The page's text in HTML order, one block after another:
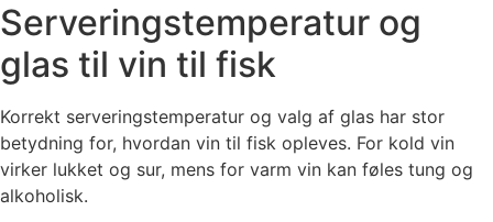
Serveringstemperatur og
glas til vin til fisk
Korrekt serveringstemperatur og valg af glas har stor
betydning for, hvordan vin til fisk opleves. For kold vin
virker lukket og sur, mens for varm vin kan føles tung og
alkoholisk.